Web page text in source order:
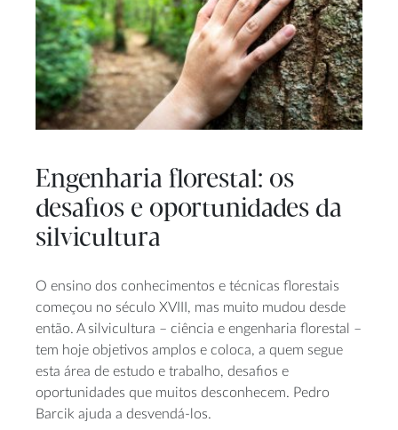
Engenharia florestal: os
desafios e oportunidades da
silvicultura
O ensino dos conhecimentos e técnicas florestais
começou no século XVIII, mas muito mudou desde
então. A silvicultura – ciência e engenharia florestal –
tem hoje objetivos amplos e coloca, a quem segue
esta área de estudo e trabalho, desafios e
oportunidades que muitos desconhecem. Pedro
Barcik ajuda a desvendá-los.